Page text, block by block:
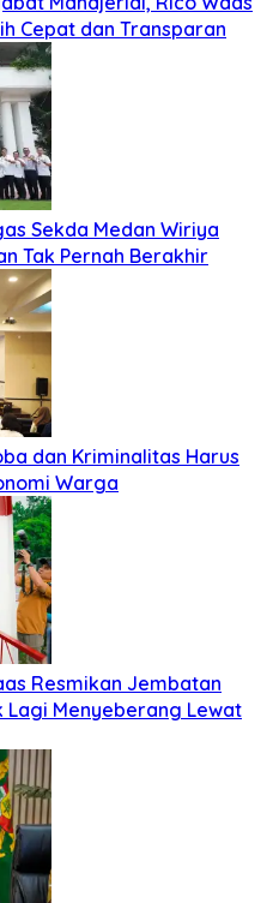
Cepat dan Transparan
Sekda Medan Wiriya
Tak Pernah Berakhir
dan Kriminalitas Harus
Warga
Resmikan Jembatan
Lagi Menyeberang Lewat